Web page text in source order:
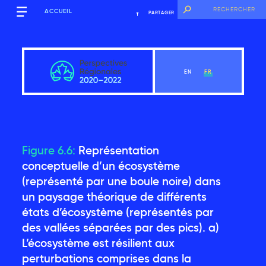
ACCUEIL PARTAGER
EN FR
Figure 6.6: Représentation
conceptuelle d’un écosystème
(représenté par une boule noire) dans
un paysage théorique de différents
états d’écosystème (représentés par
des vallées séparées par des pics). a)
L’écosystème est résilient aux
perturbations comprises dans la
Québec
Voir le chapitre
Messages clés
2.1 Introduction